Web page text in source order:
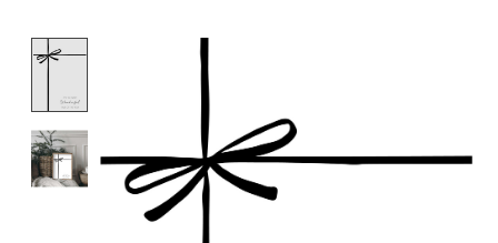
Product image slideshow Items